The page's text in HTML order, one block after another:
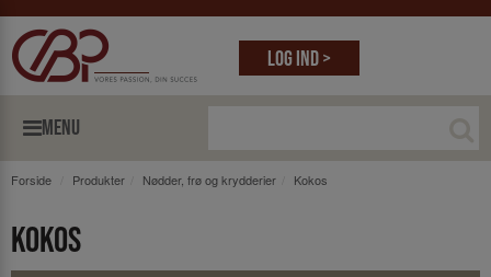
Log ind >
MENU
Forside Produkter Nødder, frø og krydderier Kokos
Kokos